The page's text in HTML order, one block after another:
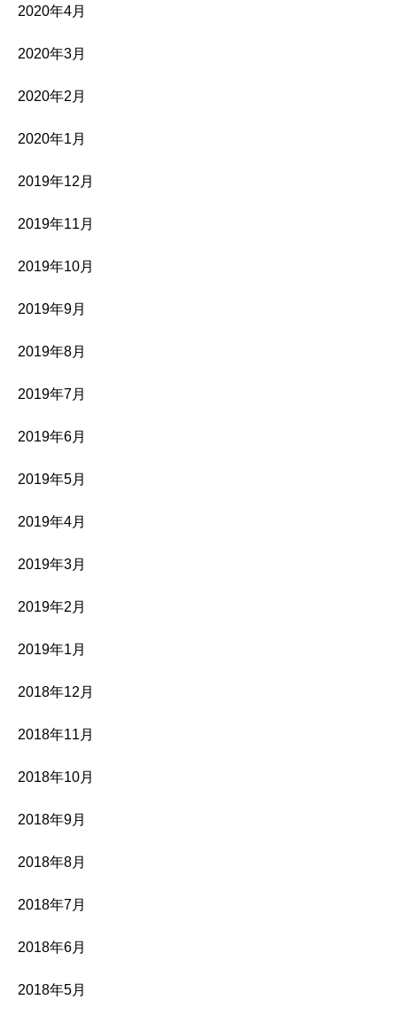
2020年4月
2020年3月
2020年2月
2020年1月
2019年12月
2019年11月
2019年10月
2019年9月
2019年8月
2019年7月
2019年6月
2019年5月
2019年4月
2019年3月
2019年2月
2019年1月
2018年12月
2018年11月
2018年10月
2018年9月
2018年8月
2018年7月
2018年6月
2018年5月